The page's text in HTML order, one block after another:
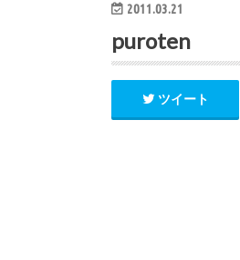
2011.03.21
puroten
ツイート